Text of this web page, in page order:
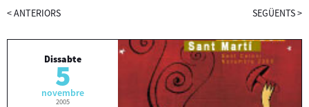
<ANTERIORS SEGÜENTS>
Dissabte
5
novembre
2005